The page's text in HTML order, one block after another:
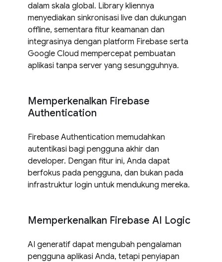
dalam skala global. Library kliennya
menyediakan sinkronisasi live dan dukungan
offline, sementara fitur keamanan dan
integrasinya dengan platform Firebase serta
Google Cloud mempercepat pembuatan
aplikasi tanpa server yang sesungguhnya.
Memperkenalkan Firebase
Authentication
Firebase Authentication memudahkan
autentikasi bagi pengguna akhir dan
developer. Dengan fitur ini, Anda dapat
berfokus pada pengguna, dan bukan pada
infrastruktur login untuk mendukung mereka.
Memperkenalkan Firebase AI Logic
AI generatif dapat mengubah pengalaman
pengguna aplikasi Anda, tetapi penyiapan